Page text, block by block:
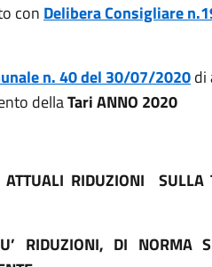
con Delibera Consigliare
n. 40 del 30/07/2020di
dellaTari ANNO 2020
ATTUALI RIDUZIONI
RIDUZIONI, DI NORMA